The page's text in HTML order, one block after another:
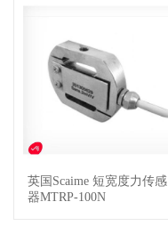
查看详情
英国Scaime 短宽度力传感
器MTRP-100N